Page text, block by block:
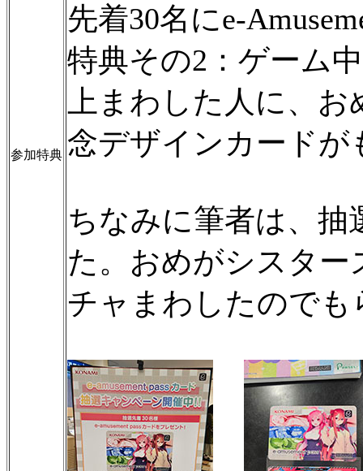
参加特典
先着30名にe-
特典その2：ゲーム
上まわした人に、
念デザインカードが
ちなみに筆者は、抽
た。おめがシスタ
チャまわしたのでも